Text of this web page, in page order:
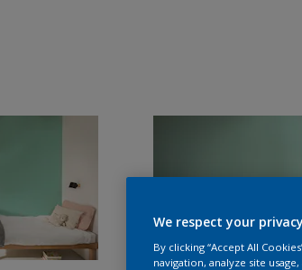
We respect your
By clicking “Accept All
navigation, analyze site